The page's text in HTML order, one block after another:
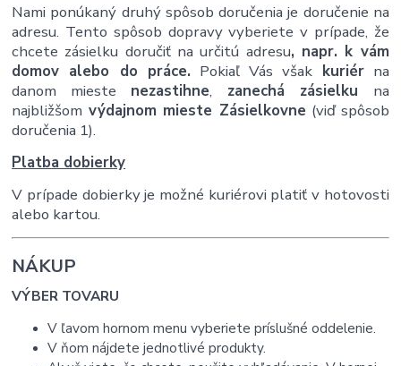
Nami ponúkaný druhý spôsob doručenia je doručenie na
adresu. Tento spôsob dopravy vyberiete v prípade, že
chcete zásielku doručiť na určitú adresu, napr. k vám
domov alebo do práce. Pokiaľ Vás však kuriérna
danom mieste nezastihne, zanechá zásielku na
najbližšom výdajnom mieste Zásielkovne (viď spôsob
doručenia 1).
Platba dobierky
V prípade dobierky je možné kuriérovi platiť v hotovosti
alebo kartou.
NÁKUP
VÝBER TOVARU
V ľavom hornom menu vyberiete príslušné oddelenie.
V ňom nájdete jednotlivé produkty.